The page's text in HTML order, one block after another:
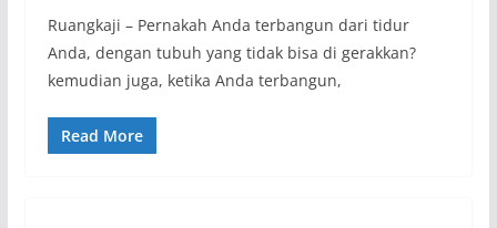
Ruangkaji – Pernakah Anda terbangun dari tidur
Anda, dengan tubuh yang tidak bisa di gerakkan?
kemudian juga, ketika Anda terbangun,
Read More